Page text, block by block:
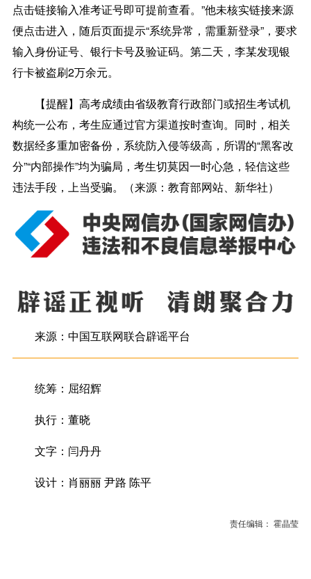
点击链接输入准考证号即可提前查看。”他未核实链接来源
便点击进入，随后页面提示“系统异常，需重新登录”，要求
输入身份证号、银行卡号及验证码。第二天，李某发现银
行卡被盗刷2万余元。
【提醒】 高考成绩由省级教育行政部门或招生考试机
构统一公布，考生应通过官方渠道按时查询。同时，相关
数据经多重加密备份，系统防入侵等级高，所谓的“黑客改
分”“内部操作”均为骗局，考生切莫因一时心急，轻信这些
违法手段，上当受骗。（来源：教育部网站、新华社）
来源：中国互联网联合辟谣平台
统筹：屈绍辉
执行：董晓
文字：闫丹丹
设计：肖丽丽 尹路 陈平
责任编辑： 霍晶莹